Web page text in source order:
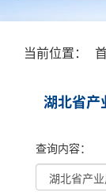
当前位置：
湖北省产
查询内容：